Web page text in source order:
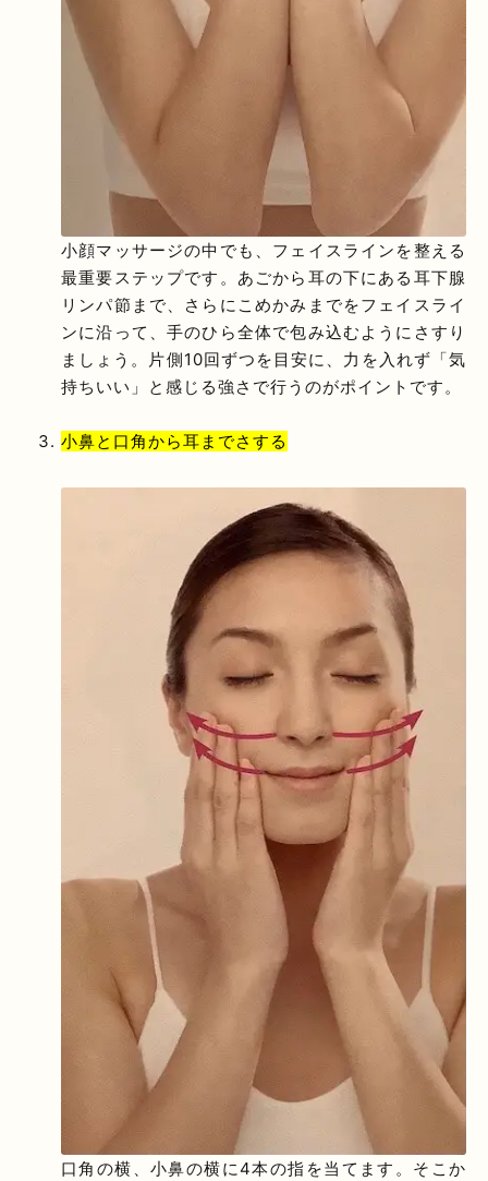
小顔マッサージの中でも、フェイスラインを整える
最重要ステップです。あごから耳の下にある耳下腺
リンパ節まで、さらにこめかみまでをフェイスライ
ンに沿って、手のひら全体で包み込むようにさすり
ましょう。片側10回ずつを目安に、力を入れず「気
持ちいい」と感じる強さで行うのがポイントです。
小鼻と口角から耳までさする
口角の横、小鼻の横に4本の指を当てます。そこか